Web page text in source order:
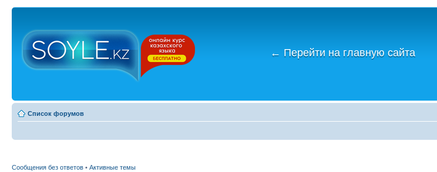
← Перейти на главную сайта
Список форумов
Сообщения без ответов • Активные темы